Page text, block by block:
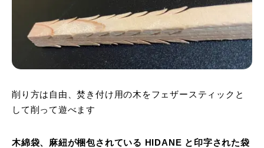
削り方は自由、焚き付け用の木をフェザースティックと
して削って遊べます
木綿袋、麻紐が梱包されている HIDANE と印字された袋